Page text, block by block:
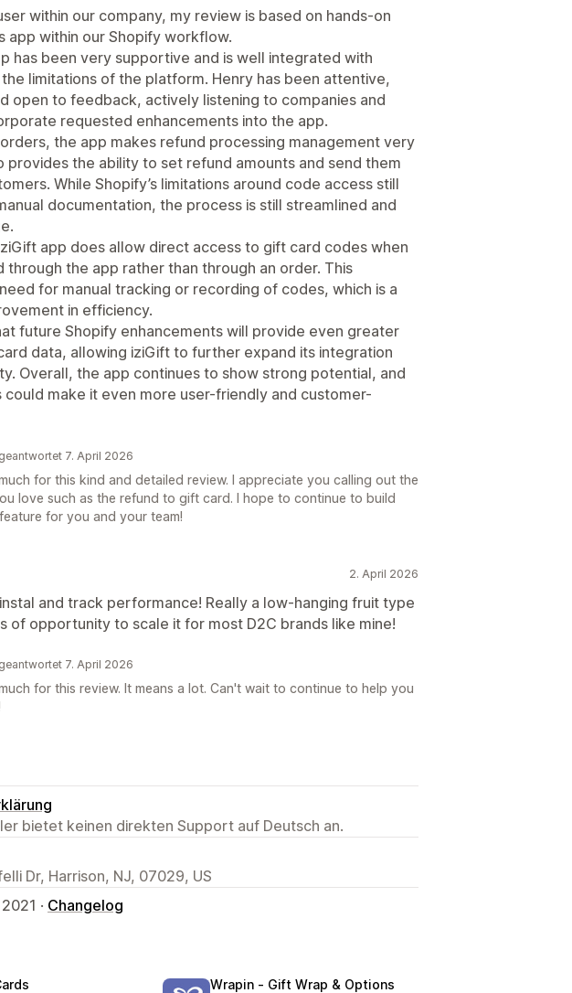
within our company, my review is based on hands-on
app within our Shopify workflow.
has been very supportive and is well integrated with
limitations of the platform. Henry has been attentive,
open to feedback, actively listening to companies and
requested enhancements into the app.
the app makes refund processing management very
provides the ability to set refund amounts and send them
While Shopify’s limitations around code access still
documentation, the process is still streamlined and
app does allow direct access to gift card codes when
through the app rather than through an order. This
for manual tracking or recording of codes, which is a
in efficiency.
future Shopify enhancements will provide even greater
data, allowing iziGift to further expand its integration
Overall, the app continues to show strong potential, and
make it even more user-friendly and customer-
7. April 2026
for this kind and detailed review. I appreciate you calling out the
love such as the refund to gift card. I hope to continue to build
for you and your team!
2. April 2026
and track performance! Really a low-hanging fruit type
of opportunity to scale it for most D2C brands like mine!
7. April 2026
for this review. It means a lot. Can't wait to continue to help you
bietet keinen direkten Support auf Deutsch an.
Dr, Harrison, NJ, 07029, US
· Changelog
Wrapin ‑ Gift Wrap & Options